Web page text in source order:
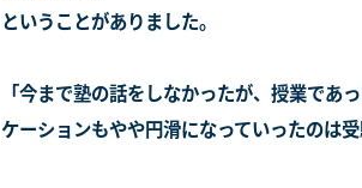
ということがありました。
「今まで塾の話をしなかったが、授業であ
ケーションもやや円滑になっていったのは